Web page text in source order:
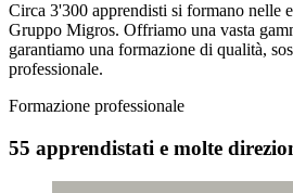
Circa 3'300 apprendisti si formano nelle
Gruppo Migros. Offriamo una vasta
garantiamo una formazione di qualità,
professionale.
Formazione professionale
55 apprendistati e molte